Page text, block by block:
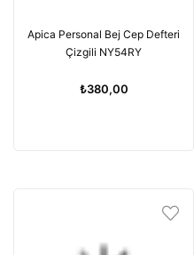
Apica Personal Bej Cep Defteri
Çizgili NY54RY
₺380,00